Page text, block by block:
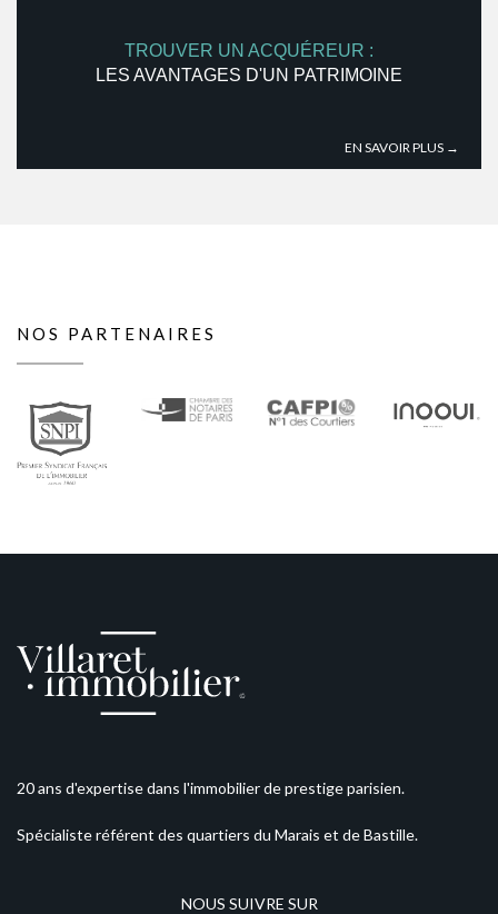
TROUVER UN ACQUÉREUR :
LES AVANTAGES D'UN PATRIMOINE
EN SAVOIR PLUS →
NOS PARTENAIRES
20 ans d'expertise dans l'immobilier de prestige parisien.
Spécialiste référent des quartiers du Marais et de Bastille.
NOUS SUIVRE SUR